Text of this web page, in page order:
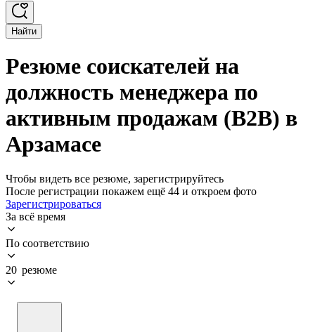
Найти
Резюме соискателей на
должность менеджера по
активным продажам (B2B) в
Арзамасе
Чтобы видеть все резюме, зарегистрируйтесь
После регистрации покажем ещё 44 и откроем фото
Зарегистрироваться
За всё время
По соответствию
20 резюме